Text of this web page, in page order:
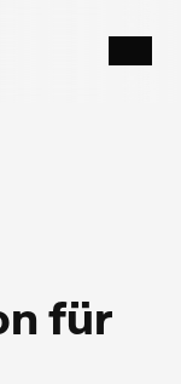
für